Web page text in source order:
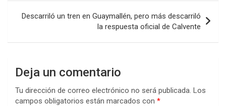
Descarriló un tren en Guaymallén, pero más descarriló
la respuesta oficial de Calvente
Deja un comentario
Tu dirección de correo electrónico no será publicada. Los
campos obligatorios están marcados con *